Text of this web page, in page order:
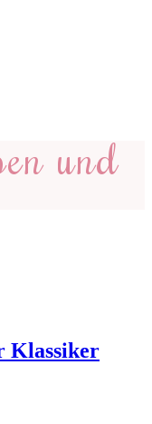
und
Klassiker